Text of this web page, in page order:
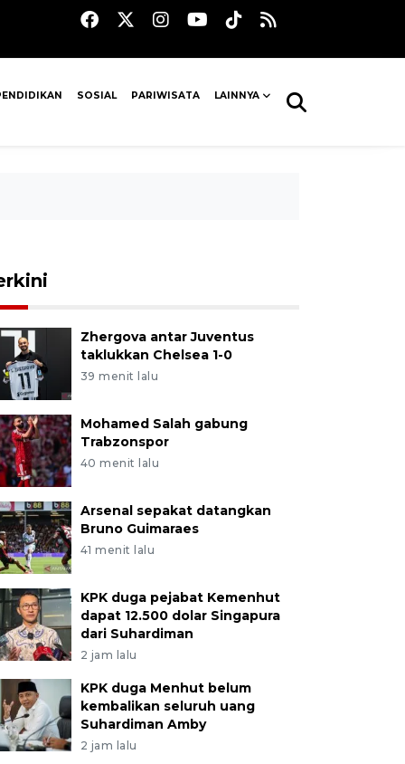
SOSIAL PARIWISATA LAINNYA
Zhergova antar Juventus
taklukkan Chelsea 1-0
39 menit lalu
Mohamed Salah gabung
Trabzonspor
40 menit lalu
Arsenal sepakat datangkan
Bruno Guimaraes
41 menit lalu
KPK duga pejabat Kemenhut
dapat 12.500 dolar Singapura
dari Suhardiman
2 jam lalu
KPK duga Menhut belum
kembalikan seluruh uang
Suhardiman Amby
2 jam lalu